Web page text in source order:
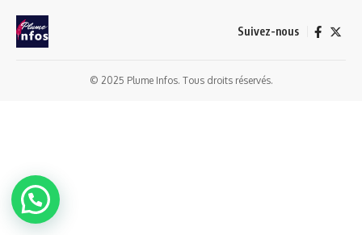
Suivez-nous
© 2025 Plume Infos. Tous droits réservés.